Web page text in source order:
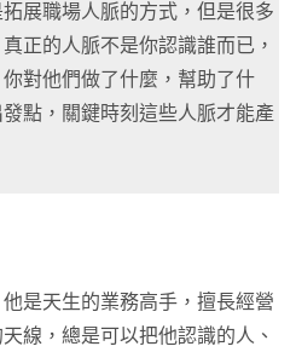
展職場人脈的方式，但是很多
正的人脈不是你認識誰而已，
對他們做了什麼，幫助了什
點，關鍵時刻這些人脈才能產
是天生的業務高手，擅長經營
線，總是可以把他認識的人、